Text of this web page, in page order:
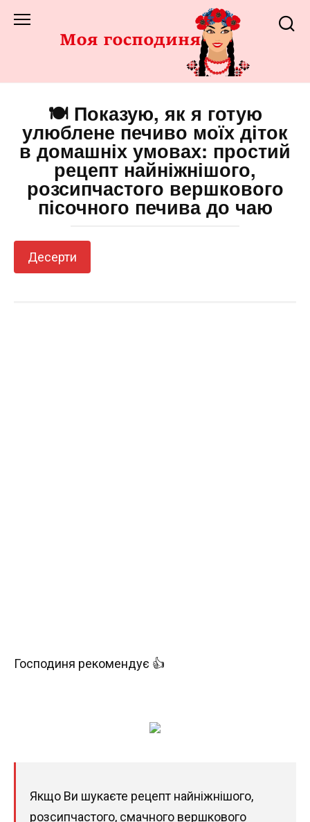
до
🍽️ Показую, як я готую
улюблене печиво моїх діток
в домашніх умовах: простий
рецепт найніжнішого,
розсипчастого вершкового
пісочного печива до чаю
Десерти
Господиня рекомендує 👍
Якщо Ви шукаєте рецепт найніжнішого,
розсипчастого, смачного вершкового